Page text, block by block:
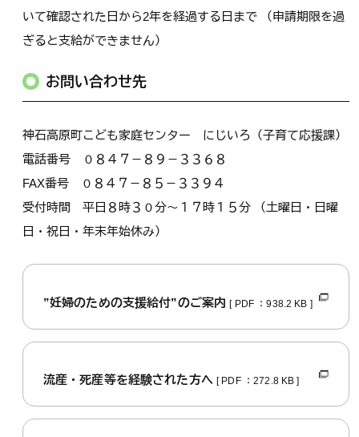
いて確認された日から2年を経過する日まで （申請期限を過
ぎると支給ができません）
お問い合わせ先
神石高原町こども家庭センター にじいろ（子育て応援課）
電話番号 ０８４７－８９－３３６８
FAX番号 ０８４７－８５－３３９４
受付時間 平日８時３０分～１７時１５分 （土曜日・日曜
日・祝日・年末年始休み）
”妊婦のための支援給付”のご案内[ PDF ：938.2 KB ]
流産・死産等を経験された方へ [ PDF ：272.8 KB ]